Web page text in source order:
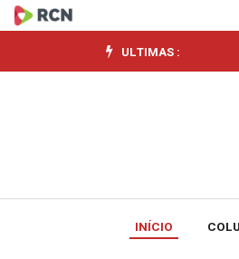
Confira
o
edição
ULTIMAS :
INÍCIO